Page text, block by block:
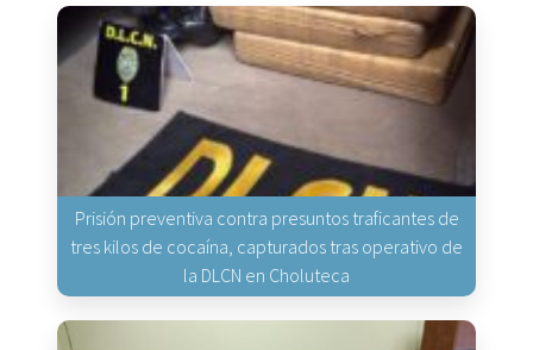
Prisión preventiva contra presuntos traficantes de
tres kilos de cocaína, capturados tras operativo de
la DLCN en Choluteca